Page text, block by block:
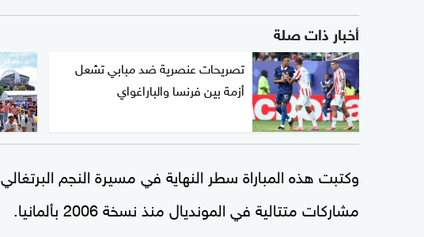
أخبار ذات صلة
تصريحات عنصرية ضد مبابي تشعل
أزمة بين فرنسا والباراغواي
وكتبت هذه المباراة سطر النهاية في مسيرة النجم البرتغالي
مشاركات متتالية في المونديال منذ نسخة 2006 بألمانيا.